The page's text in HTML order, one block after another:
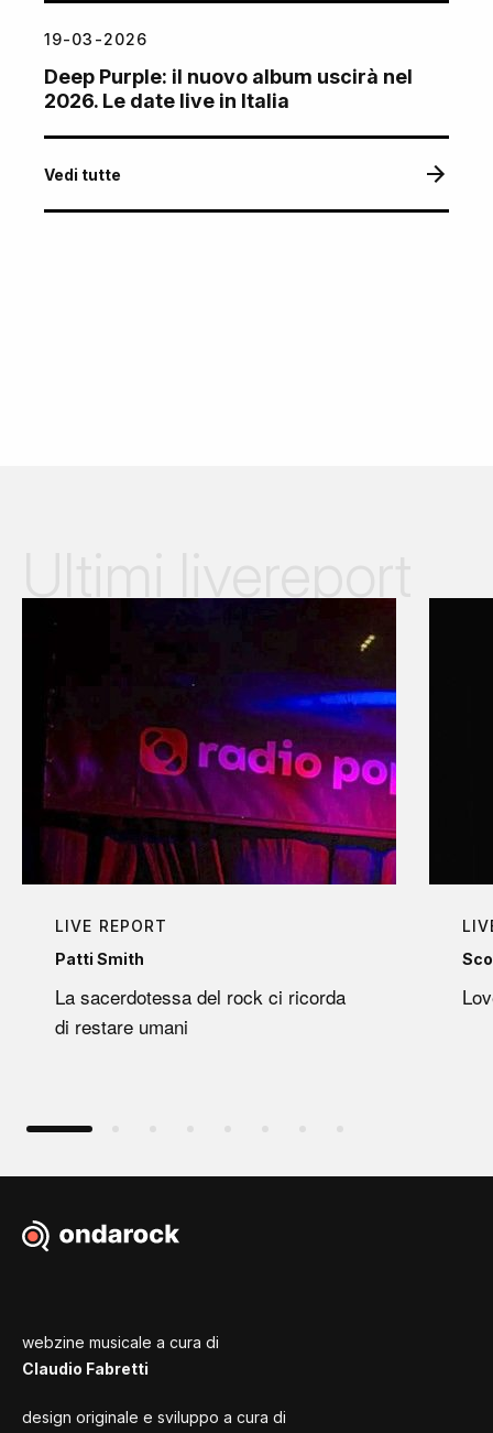
19-03-2026
Deep Purple: il nuovo album uscirà nel
2026. Le date live in Italia
Vedi tutte
LIVE REPORT
Patti Smith
La sacerdotessa del rock ci ricorda
di restare umani
webzine musicale a cura di
Claudio Fabretti
design originale e sviluppo a cura di